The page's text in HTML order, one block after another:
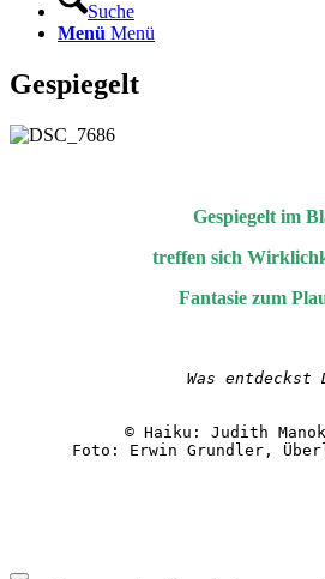
Suche
Menü Menü
Gespiegelt
Gespiegelt im
treffen sich
Fantasie zum
Was entdeckst
© Haiku: Judith
Foto: Erwin Grundler,